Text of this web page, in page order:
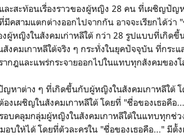
ละสะท้อนเรื่องราวของผู้หญิง 28 คน ที่เผชิญปั
คสามแตกต่างออกไปจากกัน อาจจะเรียกได้ว่า
หญิงในสังคมเก่าหลีใต้ กว่า 28 รูปแบบที่เกิดขึ้
งคมเกาหลีใต้จริง ๆ กระทั่งในยุคปัจจุบัน ที่กระแ
ากฎและแพร่กระจายออกไปในแทบทุกสังคมของ
ญหาต่าง ๆ ที่เกิดขึ้นกับผู้หญิงในสังคมเกาหลีใต้
เผชิญในสังคมเกาหลีใต้ โดยที่ "ชื่อของเธอคือ
อบคลุมกลุ่มผู้หญิงในสังคมเกาหลีใต้ในแทบทุกช่ว
อบให้ได้ โดยที่ตัวละครใน "ชื่อของเธอคือ..." มีตั้